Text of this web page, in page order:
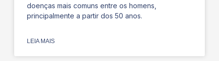
doenças mais comuns entre os homens,
principalmente a partir dos 50 anos.
LEIA MAIS